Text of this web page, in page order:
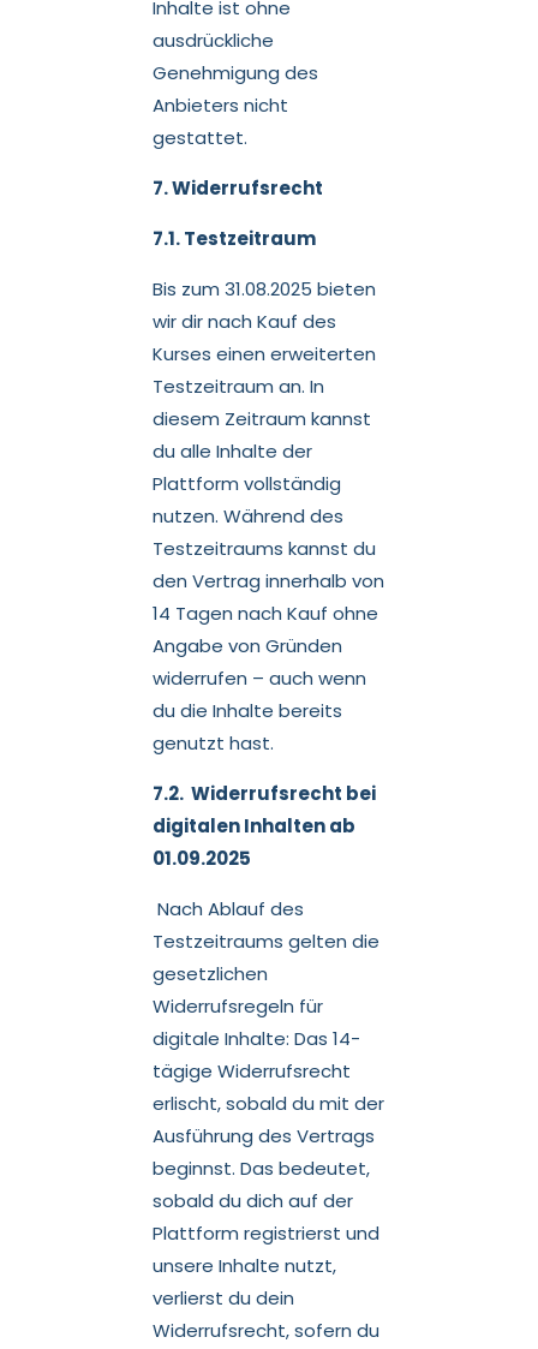
Inhalte ist ohne
ausdrückliche
Genehmigung des
Anbieters nicht
gestattet.
7. Widerrufsrecht
7.1. Testzeitraum
Bis zum 31.08.2025 bieten
wir dir nach Kauf des
Kurses einen erweiterten
Testzeitraum an. In
diesem Zeitraum kannst
du alle Inhalte der
Plattform vollständig
nutzen. Während des
Testzeitraums kannst du
den Vertrag innerhalb von
14 Tagen nach Kauf ohne
Angabe von Gründen
widerrufen – auch wenn
du die Inhalte bereits
genutzt hast.
7.2. Widerrufsrecht bei
digitalen Inhalten ab
01.09.2025
Nach Ablauf des
Testzeitraums gelten die
gesetzlichen
Widerrufsregeln für
digitale Inhalte: Das 14-
tägige Widerrufsrecht
erlischt, sobald du mit der
Ausführung des Vertrags
beginnst. Das bedeutet,
sobald du dich auf der
Plattform registrierst und
unsere Inhalte nutzt,
verlierst du dein
Widerrufsrecht, sofern du